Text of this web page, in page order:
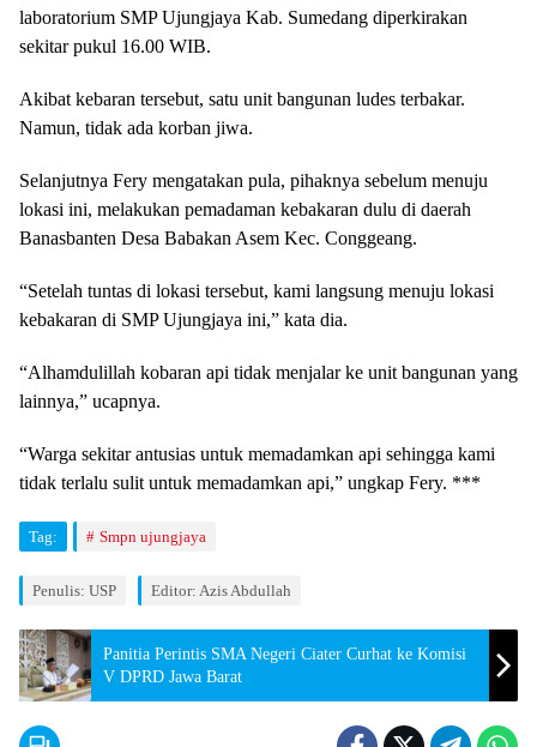
laboratorium SMP Ujungjaya Kab. Sumedang diperkirakan
sekitar pukul 16.00 WIB.
Akibat kebaran tersebut, satu unit bangunan ludes terbakar.
Namun, tidak ada korban jiwa.
Selanjutnya Fery mengatakan pula, pihaknya sebelum menuju
lokasi ini, melakukan pemadaman kebakaran dulu di daerah
Banasbanten Desa Babakan Asem Kec. Conggeang.
“Setelah tuntas di lokasi tersebut, kami langsung menuju lokasi
kebakaran di SMP Ujungjaya ini,” kata dia.
“Alhamdulillah kobaran api tidak menjalar ke unit bangunan yang
lainnya,” ucapnya.
“Warga sekitar antusias untuk memadamkan api sehingga kami
tidak terlalu sulit untuk memadamkan api,” ungkap Fery. ***
Tag: Smpn ujungjaya
Penulis: USP Editor: Azis Abdullah
Panitia Perintis SMA Negeri Ciater Curhat ke Komisi
V DPRD Jawa Barat